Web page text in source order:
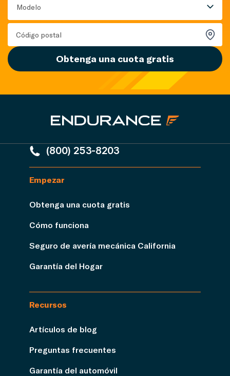
Modelo
Obtenga una cuota gratis
(800) 253-8203
Empezar
Obtenga una cuota gratis
Cómo funciona
Seguro de avería mecánica California
Garantía del Hogar
Recursos
Artículos de blog
Preguntas frecuentes
Garantía del automóvil